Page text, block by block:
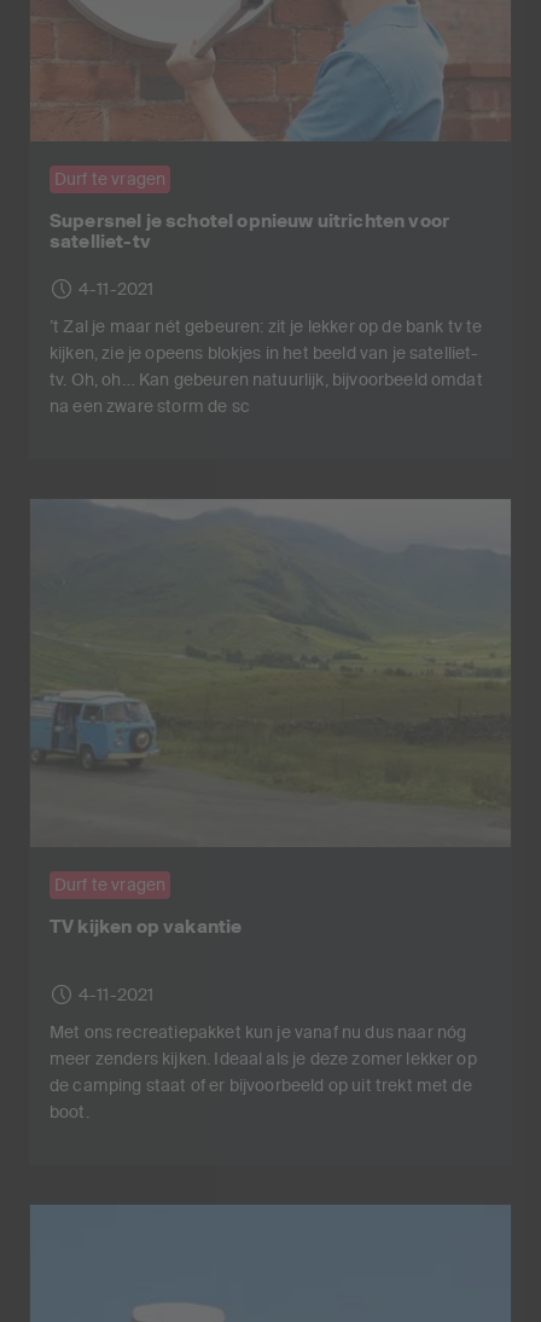
Durf te vragen
Supersnel je schotel opnieuw uitrichten voor
satelliet-tv
4-11-2021
’t Zal je maar nét gebeuren: zit je lekker op de bank tv te
kijken, zie je opeens blokjes in het beeld van je satelliet-
tv. Oh, oh… Kan gebeuren natuurlijk, bijvoorbeeld omdat
na een zware storm de sc
Durf te vragen
TV kijken op vakantie
4-11-2021
Met ons recreatiepakket kun je vanaf nu dus naar nóg
meer zenders kijken. Ideaal als je deze zomer lekker op
de camping staat of er bijvoorbeeld op uit trekt met de
boot.